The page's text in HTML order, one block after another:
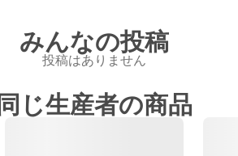
みんなの投稿
投稿はありません
同じ生産者の商品